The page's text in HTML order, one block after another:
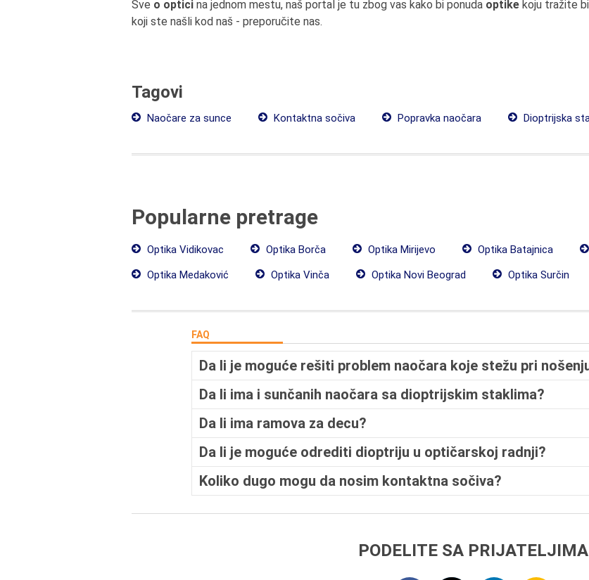
Sve o optici na jednom mestu, naš portal je tu zbog vas kako bi ponuda optike koju tražite
koji ste našli kod naš - preporučite nas.
Tagovi
Naočare za sunce Kontaktna sočiva Popravka naočara Dioptrijska
Popularne pretrage
Optika Vidikovac Optika Borča Optika Mirijevo Optika Batajnica
Optika Medaković
Optika Vinča Optika Novi Beograd Optika Surčin
FAQ
Da li je moguće rešiti problem naočara koje stežu pri
Da li ima i sunčanih naočara sa dioptrijskim staklima?
Da li ima ramova za decu?
Da li je moguće odrediti dioptriju u optičarskoj radnji?
Koliko dugo mogu da nosim kontaktna sočiva?
PODELITE SA PRIJATELJIMA